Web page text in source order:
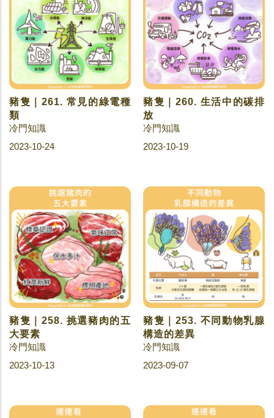
豬隻｜261. 常見的綠電種
類
冷門知識
2023-10-24
豬隻｜260. 生活中的碳排
放
冷門知識
2023-10-19
豬隻｜258. 挑選豬肉的五
大要素
冷門知識
2023-10-13
豬隻｜253. 不同動物乳腺
構造的差異
冷門知識
2023-09-07